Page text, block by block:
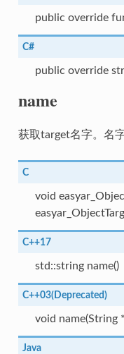
public override
C#
public override
name
获取target名字。名
C
void
C++17
std::string name()
C++03(Deprecated)
void name(String
Java